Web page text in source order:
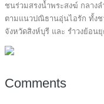
ชนร่วมสรงน้ำพระสงฆ์ กลาง
ตามแนวปณิธานอุ่นไอรัก ทั้งช
จังหวัดสิงห์บุรี และ รำวงย้อน
Comments